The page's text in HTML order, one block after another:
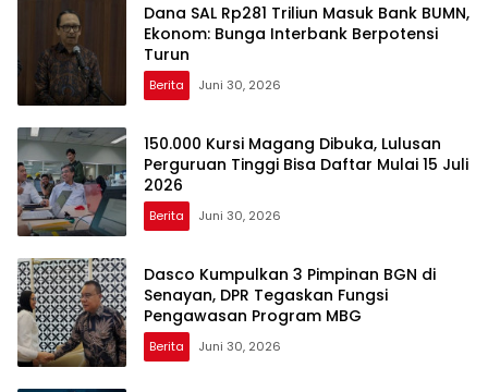
Dana SAL Rp281 Triliun Masuk Bank BUMN,
Ekonom: Bunga Interbank Berpotensi
Turun
Berita Juni 30, 2026
150.000 Kursi Magang Dibuka, Lulusan
Perguruan Tinggi Bisa Daftar Mulai 15 Juli
2026
Berita Juni 30, 2026
Dasco Kumpulkan 3 Pimpinan BGN di
Senayan, DPR Tegaskan Fungsi
Pengawasan Program MBG
Berita Juni 30, 2026